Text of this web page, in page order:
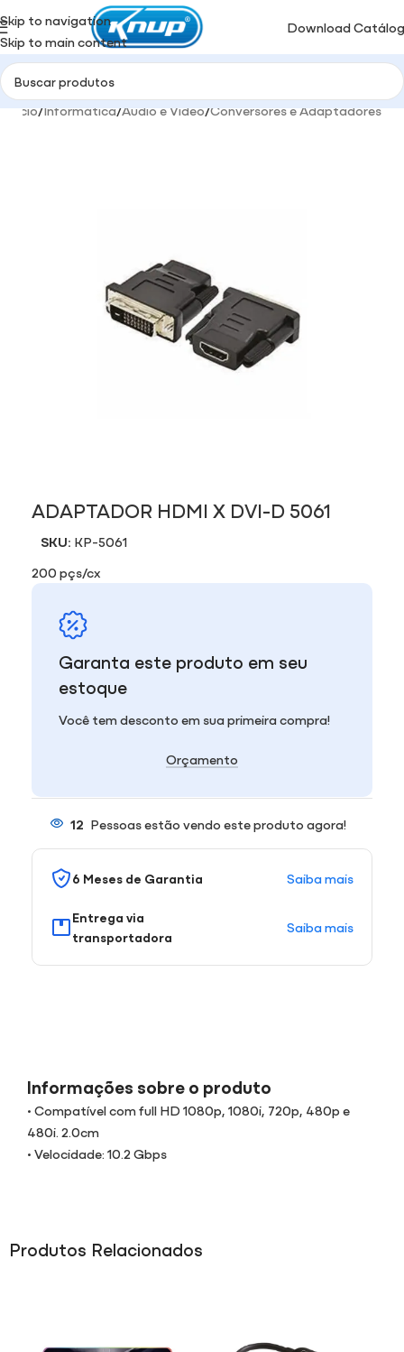
Skip to navigation
Skip to main content
Download
Início/Informática/Audio e Video/Conversores e Adaptadores
ADAPTADOR HDMI X DVI-D 5061
SKU: KP-5061
200 pçs/cx
Garanta este produto em seu
estoque
Você tem desconto em sua primeira compra!
Orçamento
12 Pessoas estão vendo este produto agora!
6 Meses de Garantia Saiba mais
Entrega via
transportadora
Saiba mais
Informações sobre o produto
• Compatível com full HD 1080p, 1080i, 720p, 480p e
480i. 2.0cm
• Velocidade: 10.2 Gbps
Produtos Relacionados